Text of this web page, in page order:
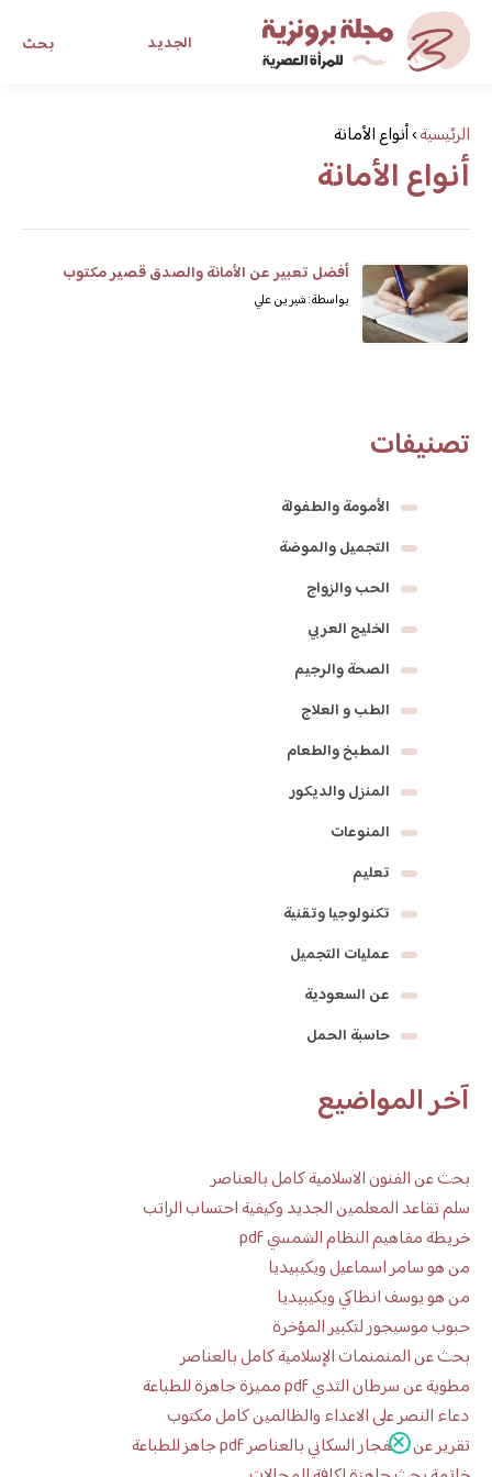
بحث الجديد
مجلة برونزية للفتاة العصريةالرئيسية›أنواع الأمانة
أنواع الأمانة
أفضل تعبير عن الأمانة والصدق قصير مكتوب
بواسطة: شيرين علي
تصنيفات
الأمومة والطفولة
التجميل والموضة
الحب والزواج
الخليج العربي
الصحة والرجيم
الطب و العلاج
المطبخ والطعام
المنزل والديكور
المنوعات
تعليم
تكنولوجيا وتقنية
عمليات التجميل
عن السعودية
حاسبة الحمل
آخر المواضيع
بحث عن الفنون الاسلامية كامل بالعناصر
سلم تقاعد المعلمين الجديد وكيفية احتساب الراتب
خريطة مفاهيم النظام الشمسي pdf
من هو سامر اسماعيل ويكيبيديا
من هو يوسف انطاكي ويكيبيديا
حبوب موسيجور لتكبير المؤخرة
بحث عن المنمنمات الإسلامية كامل بالعناصر
مطوية عن سرطان الثدي pdf مميزة جاهزة للطباعة
دعاء النصر على الاعداء والظالمين كامل مكتوب
تقرير عن الانفجار السكاني بالعناصر pdf جاهز للطباعة